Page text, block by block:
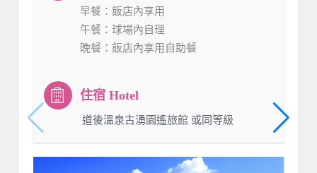
早餐 ：飯店內享用
午餐 ：球場內自理
晚餐 ：飯店內享用自助餐
：道後溫泉古湧園遙旅館 或同等級